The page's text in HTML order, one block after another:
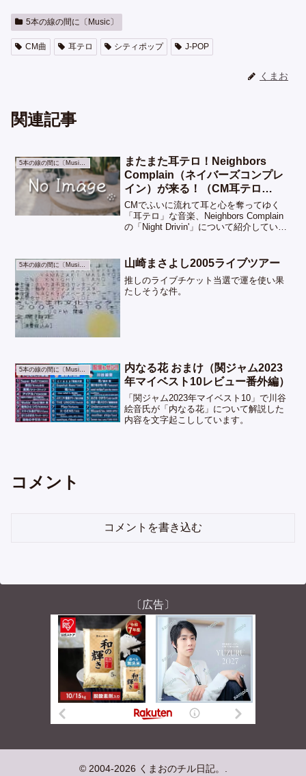
5本の線の間に〔Music〕
CM曲 耳テロ シティポップ J-POP
くまお
関連記事
5本の線の間に〔Music〕
またまた耳テロ！Neighbors
Complain（ネイバーズコンプレ
イン）が来る！（CM耳テロ
#03）
CMでふいに流れて耳と心を奪ってゆく
「耳テロ」な音楽、Neighbors Complain
の「Night Drivin'」について紹介していま
5本の線の間に〔Music〕 山崎まさよし2005ライブツアー
推しのライブチケット当選で運を使い果
たしそうな件。
内なる花 おまけ（関ジャム2023
年マイベスト10レビュー番外編）
「関ジャム2023年マイベスト10」で川谷
絵音氏が「内なる花」について解説した
内容を文字起こししています。
コメント
コメントを書き込む
〔広告〕
© 2004-2026 くまおのチル日記。.